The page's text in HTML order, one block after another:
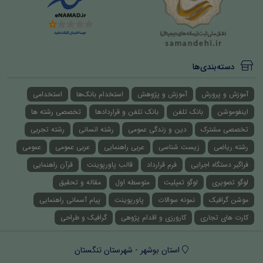
دسته‌بندی‌ها
آموزش و پرورش آموزش و پژوهش استخدام بانک‌ها
استخدامی
اینفوموشن
بانک تلفن بانک تلفن و قراردادها
تخصصی رشته ها
تخصصی مشترک
دین و زندگی عمومی رشته انسانی
رشته تجربی
رشته ریاضی
زیست شناسی عربی راهنمایی عربی عمومی
عمومی
فراگیر دستگاه اجرایی
فرم قرارداد قالب پاورپوینت
قرآن راهنمایی
لوگو تصویری
لوگو تمپلیت متوسطه اول
مقاله و تحقیق
موشن گرافیک
نمونه سوالات پاورپوینت
پیام آسمانی راهنمایی
کارت های تجاری
کارورزی و اقدام پژوهی گرافیک و طراحی
استان بوشهر - شهرستان تنگستان